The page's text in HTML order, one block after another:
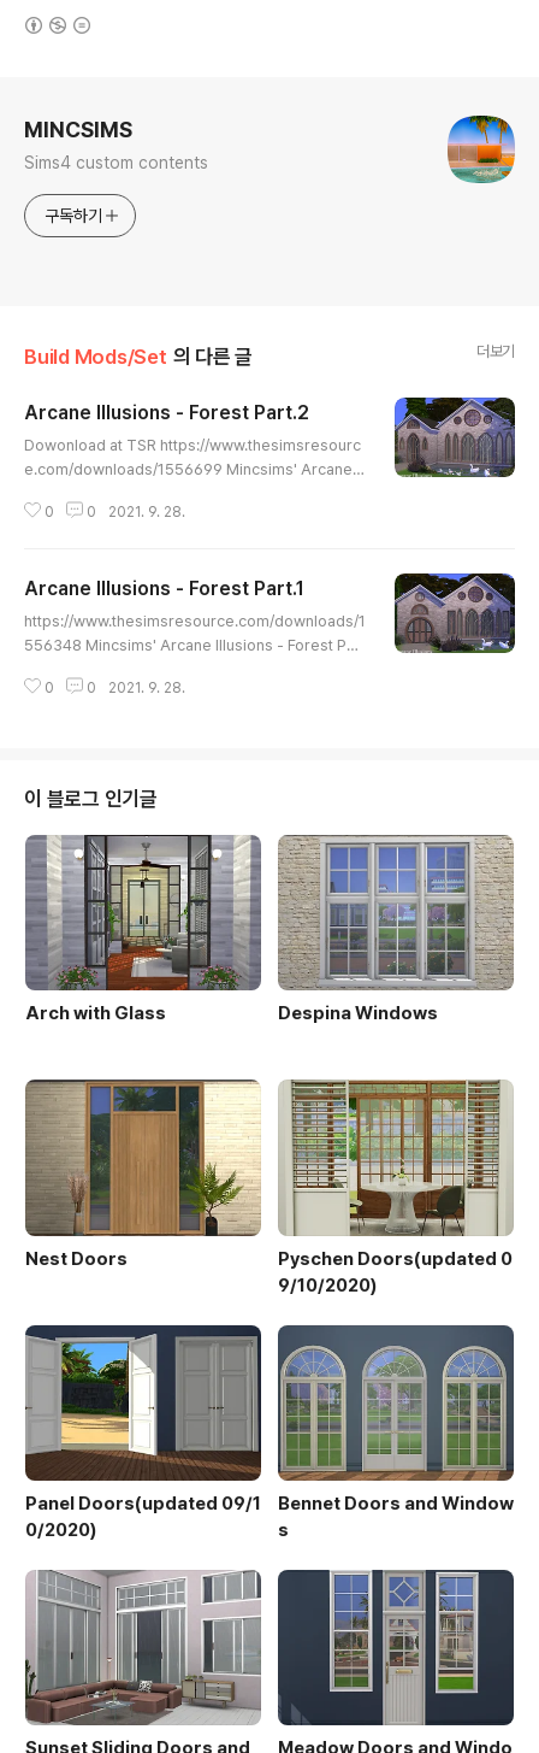
MINCSIMS
Sims4 custom contents
구독하기
Build Mods/Set 의 다른 글 더보기
Arcane Illusions - Forest Part.2
Dowonload at TSR https://www.thesimsresourc
e.com/downloads/1556699 Mincsims' Arcane Il
ne Illusions" Collaboration. Found in TSR Catego
0 0 2021. 9. 28.
Arcane Illusions - Forest Part.1
https://www.thesimsresource.com/downloads/1
556348 Mincsims' Arcane Illusions - Forest Par
ration. Found in TSR Category 'Sims 4 Construct
0 0 2021. 9. 28.
이 블로그 인기글
Arch with Glass Despina Windows
Nest Doors
Pyschen Doors(updated 0
9/10/2020)
Panel Doors(updated 09/1
0/2020)
Bennet Doors and Window
s